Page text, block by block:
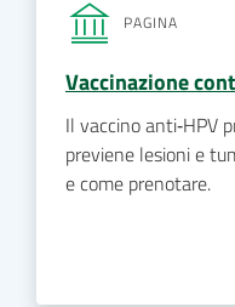
PAGINA
Vaccinazione
Il vaccino anti‑HPV
previene lesioni e
e come prenotare.